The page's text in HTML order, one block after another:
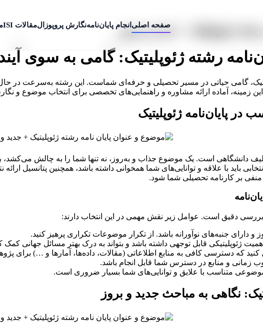
صفحه اصلی انجام پایان‌نامهنگارش پروپوزالمقالات ISI ژئوپلیتیک + جدید و بروز
رشته ژئوپلیتیک: گامی به سوی
گامی حیاتی در مسیر تحصیلی و حرفه‌ای شماست. این رشته به‌سرعت در
این زمینه، آماده ارائه مشاوره و راهنمایی‌های تخصصی برای انتخاب موضوع و
در پایان‌نامه ژئوپلیتیک
دانشگاهی است. یک موضوع جذاب و به‌روز، نه تنها شما را به چالش
باید با علاقه و توانایی‌های شما همخوانی داشته باشد، همچنین پتانسیل
منفی بر کارنامه تحصیلی شما شود.
بررسی دقیق است. عوامل زیر نقش مهمی در این انتخاب دارند:
و دارای جنبه‌های نوآورانه باشد. از تکرار موضوعات تکراری پرهیز کنید.
ژئوپلیتیکی قابل توجهی داشته باشد و بتواند به درک بهتر مسائل جهانی کمک
که دسترسی کافی به منابع اطلاعاتی (مقالات، داده‌ها، آمارها و …) برای
زمانی و منابع در دسترس شما قابل انجام باشد.
موضوعی متناسب با علایق و توانایی‌های شما بسیار ضروری است.
نگاهی به مباحث جدید و بروز